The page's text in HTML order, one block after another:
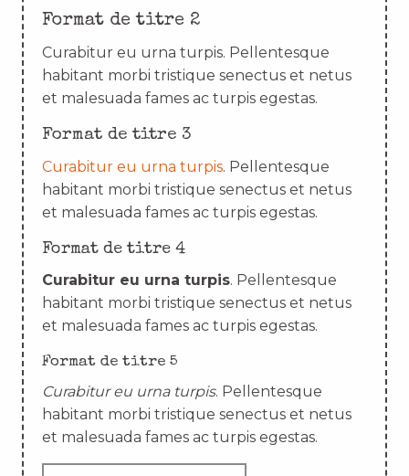
Format de titre 2
Curabitur eu urna turpis. Pellentesque
habitant morbi tristique senectus et netus
et malesuada fames ac turpis egestas.
Format de titre 3
Curabitur eu urna turpis. Pellentesque
habitant morbi tristique senectus et netus
et malesuada fames ac turpis egestas.
Format de titre 4
Curabitur eu urna turpis. Pellentesque
habitant morbi tristique senectus et netus
et malesuada fames ac turpis egestas.
Format de titre 5
Curabitur eu urna turpis. Pellentesque
habitant morbi tristique senectus et netus
et malesuada fames ac turpis egestas.